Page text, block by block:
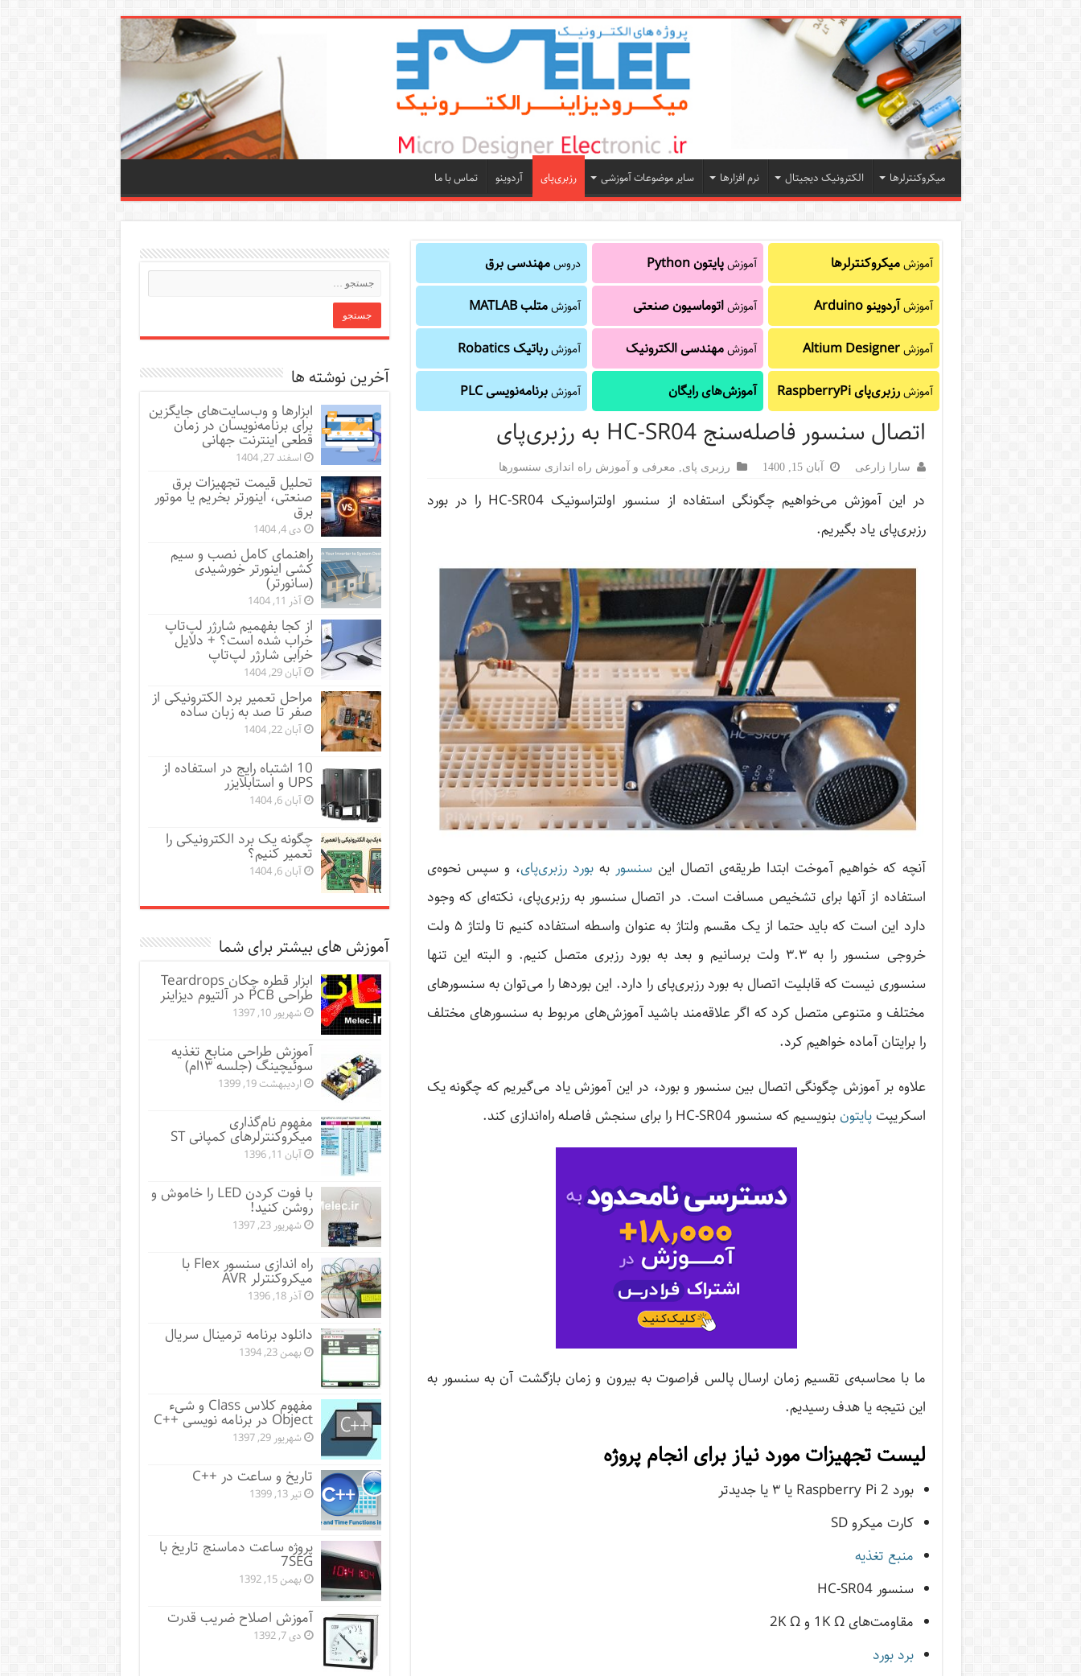
میکروکنترلرها الکترونیک دیجیتال نرم افزارها سایر موضوعات آموزشی رزبری‌پای آردوینو تماس با ما
آموزشمیکروکنترلرها
آموزشآردوینو Arduino
آموزشAltium Designer
آموزشرزبری‌پای RaspberryPi
آموزشپایتون Python
آموزشاتوماسیون صنعتی
آموزشمهندسی الکترونیک
آموزش‌های رایگان
دروسمهندسی برق
آموزشمتلب MATLAB
آموزشرباتیک Robatics
آموزشبرنامه‌نویسی PLC
اتصال سنسور فاصله‌سنج HC-SR04 به رزبری‌پای
سارا زارعی آبان 15, 1400 رزبری پای معرفی و آموزش راه اندازی سنسورها
در این آموزش می‌خواهیم چگونگی استفاده از سنسور اولتراسونیک HC-SR04 را در بورد
رزبری‌پای یاد بگیریم.
آنچه که خواهیم آموخت ابتدا طریقه‌ی اتصال اینسنسور بهبورد رزبری‌پای، و سپس نحوه‌ی
استفاده از آنها برای تشخیص مسافت است. در اتصال سنسور به رزبری‌پای، نکته‌ای که وجود
دارد این است که باید حتما از یک مقسم ولتاژ به عنوان واسطه استفاده کنیم تا ولتاژ ۵ ولت
خروجی سنسور را به ۳.۳ ولت برسانیم و بعد به بورد رزبری متصل کنیم. و البته این تنها
سنسوری نیست که قابلیت اتصال به بورد رزبری‌پای را دارد. این ‌بورد‌ها را می‌توان به سنسورهای
مختلف و متنوعی متصل کرد که اگر علاقه‌مند باشید آموزش‌های مربوط به سنسورهای مختلف
را برایتان آماده خواهیم کرد.
علاوه بر آموزش چگونگی اتصال بین سنسور و بورد، در این آموزش یاد می‌گیریم که چگونه یک
اسکریپتپایتون بنویسیم که سنسور HC-SR04 را برای ‌سنجش فاصله راه‌اندازی کند.
ما با محاسبه‌ی تقسیم زمان ارسال پالس فراصوت به بیرون و زمان بازگشت آن به سنسور به
این نتیجه یا هدف رسیدیم.
لیست تجهیزات مورد نیاز برای انجام پروژه
بورد Raspberry Pi 2 یا ۳ یا جدیدتر
کارت میکرو SD
منبع تغذیه
سنسور HC-SR04
مقاومت‌های 1K Ω و 2K Ω
برد بورد
آخرین نوشته ها
ابزارها و وب‌سایت‌های جایگزین
برای برنامه‌نویسان در زمان
قطعی اینترنت جهانی
اسفند 27, 1404
تحلیل قیمت تجهیزات برق
صنعتی، اینورتر بخریم یا موتور
برق
دی 4, 1404
راهنمای کامل نصب و سیم
کشی اینورتر خورشیدی
(سانورتر)
آذر 11, 1404
از کجا بفهمیم شارژر لپ‌تاپ
خراب شده است؟ + دلایل
خرابی شارژر لپ‌تاپ
آبان 29, 1404
مراحل تعمیر برد الکترونیکی از
صفر تا صد به زبان ساده
آبان 22, 1404
10 اشتباه رایج در استفاده از
UPS و استابلایزر
آبان 6, 1404
چگونه یک برد الکترونیکی را
تعمیر کنیم؟
آبان 6, 1404
آموزش های بیشتر برای شما
ابزار قطره چکان Teardrops
طراحی PCB در آلتیوم دیزاینر
شهریور 10, 1397
آموزش طراحی منابع تغذیه
سوئیچینگ (جلسه ۱۳ام)
اردیبهشت 19, 1399
مفهوم نام‌گذاری
میکروکنترلرهای کمپانی ST
آبان 11, 1396
با فوت کردن LED را خاموش و
روشن کنید!
شهریور 23, 1397
راه اندازی سنسور Flex با
میکروکنترلر AVR
آذر 18, 1396
دانلود برنامه ترمینال سریال
بهمن 23, 1394
مفهوم کلاس Class و شیء
Object در برنامه نویسی ++C
شهریور 29, 1397
تاریخ و ساعت در ++C
تیر 13, 1399
پروژه ساعت دماسنج تاریخ با
7SEG
بهمن 15, 1392
آموزش اصلاح ضریب قدرت
دی 7, 1392